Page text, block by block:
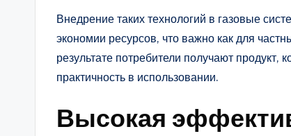
Внедрение таких технологий в газовые
экономии ресурсов, что важно как для
результате потребители получают
практичность в использовании.
Высокая